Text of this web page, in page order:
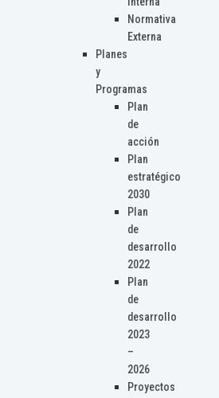
Normativa
Externa
Planes
y
Programas
Plan
de
acción
Plan
estratégico
2030
Plan
de
desarrollo
2022
Plan
de
desarrollo
2023
–
2026
Proyectos